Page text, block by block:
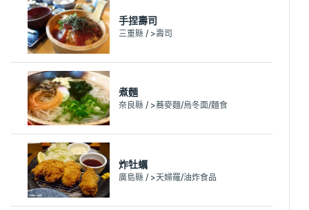
手捏壽司
三重縣 / >壽司
煮麵
奈良縣 / >蕎麥麵/烏冬面/麵食
炸牡蠣
廣島縣 / >天婦羅/油炸食品